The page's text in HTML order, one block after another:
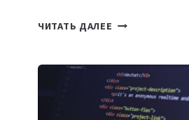
ЧИТАТЬ ДАЛЕЕ ТАСК-
ПОЛЕЗНЫХ
ИНСТРУМЕНТОВ
ДЛЯ